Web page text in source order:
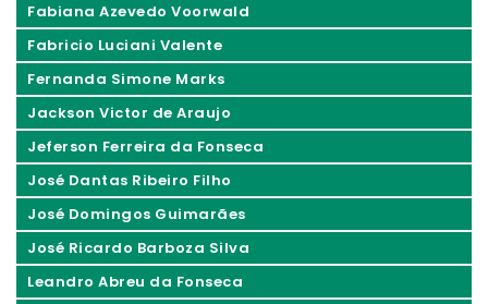
Fabiana Azevedo Voorwald
Fabricio Luciani Valente
Fernanda Simone Marks
Jackson Victor de Araujo
Jeferson Ferreira da Fonseca
José Dantas Ribeiro Filho
José Domingos Guimarães
José Ricardo Barboza Silva
Leandro Abreu da Fonseca